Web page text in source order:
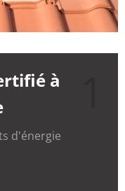
à
d'énergie